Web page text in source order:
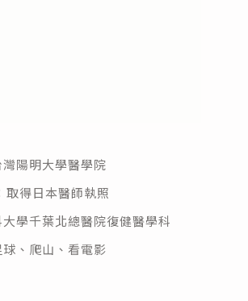
陽明大學醫學院
取得日本醫師執照
大學千葉北總醫院復健醫學科
、爬山、看電影